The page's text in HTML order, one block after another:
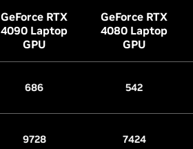
GeForce RTX
4090 Laptop
GPU
GeForce RTX
4080 Laptop
GPU
686 542
9728 7424